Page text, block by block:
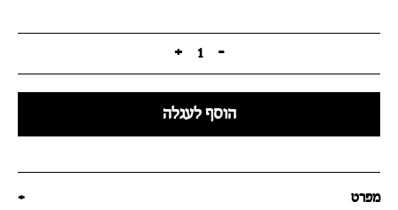
-
1
+
הוסף לעגלה
מפרט +